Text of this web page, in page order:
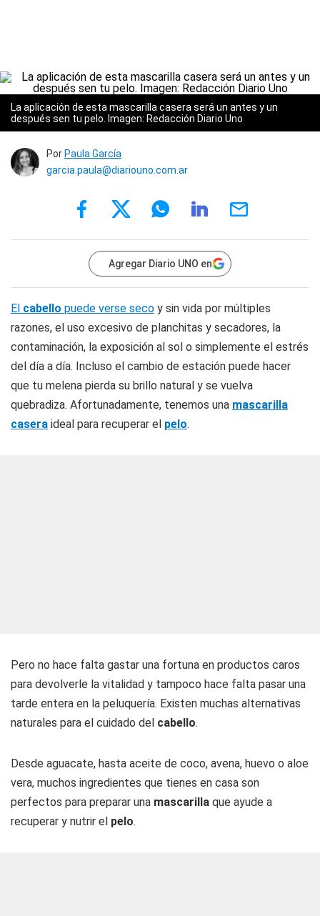
La aplicación de esta mascarilla casera será un antes y un
después sen tu pelo. Imagen: Redacción Diario Uno
Por Paula García
garcia.paula@diariouno.com.ar
Agregar Diario UNO en
El cabello puede verse seco y sin vida por múltiples
razones, el uso excesivo de planchitas y secadores, la
contaminación, la exposición al sol o simplemente el estrés
del día a día. Incluso el cambio de estación puede hacer
que tu melena pierda su brillo natural y se vuelva
quebradiza. Afortunadamente, tenemos una mascarilla
casera ideal para recuperar el pelo.
Pero no hace falta gastar una fortuna en productos caros
para devolverle la vitalidad y tampoco hace falta pasar una
tarde entera en la peluquería. Existen muchas alternativas
naturales para el cuidado del cabello.
Desde aguacate, hasta aceite de coco, avena, huevo o aloe
vera, muchos ingredientes que tienes en casa son
perfectos para preparar una mascarilla que ayude a
recuperar y nutrir el pelo.